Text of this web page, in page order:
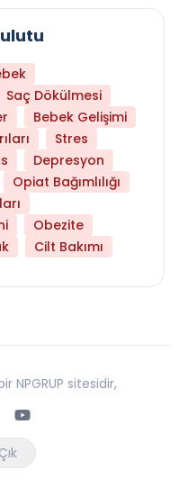
Saç Dökülmesi
Bebek Gelişimi
Stres
Depresyon
Opiat Bağımlılığı
Obezite
Cilt Bakımı
NPGRUP sitesidir,
Youtube